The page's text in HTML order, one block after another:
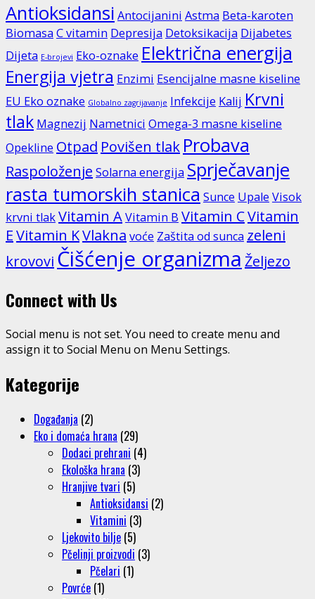
Antioksidansi Antocijanini Astma Beta-karoten
Biomasa C vitamin Depresija Detoksikacija Dijabetes
Dijeta E-brojevi Eko-oznake Električna energija
Energija vjetra Enzimi Esencijalne masne kiseline
EU Eko oznake Globalno zagrijavanje Infekcije Kalij Krvni
tlak Magnezij Nametnici Omega-3 masne kiseline
Opekline Otpad Povišen tlak Probava
Raspoloženje Solarna energija Sprječavanje
rasta tumorskih stanica Sunce Upale Visok
krvni tlakVitamin AVitamin B Vitamin CVitamin
EVitamin KVlakna voće Zaštita od sunca zeleni
krovovi Čišćenje organizma Željezo
Connect with Us
Social menu is not set. You need to create menu and
assign it to Social Menu on Menu Settings.
Kategorije
Događanja (2)
Eko i domaća hrana (29)
Dodaci prehrani (4)
Ekološka hrana (3)
Hranjive tvari (5)
Antioksidansi (2)
Vitamini (3)
Ljekovito bilje (5)
Pčelinji proizvodi (3)
Pčelari (1)
Povrće (1)